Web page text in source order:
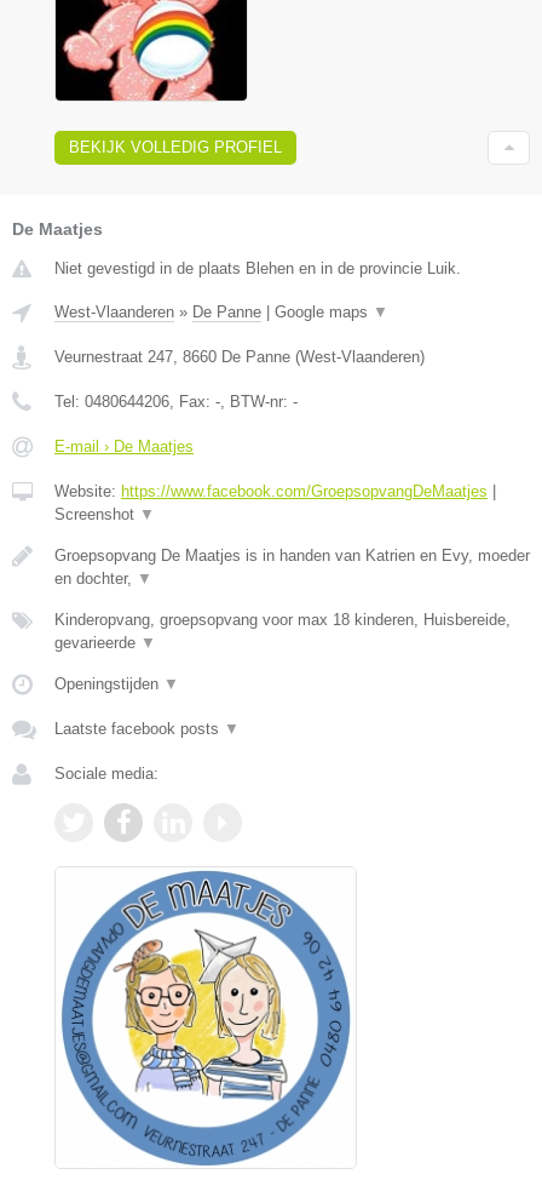
BEKIJK VOLLEDIG PROFIEL
De Maatjes
Niet gevestigd in de plaats Blehen en in de provincie Luik.
West-Vlaanderen » De Panne Google maps ▼
Veurnestraat 247 8660 De Panne (West-Vlaanderen)
Tel: 0480644206 , Fax: - , BTW-nr: -
E-mail › De Maatjes
Website: https://www.facebook.com/GroepsopvangDeMaatjes
Screenshot ▼
Groepsopvang De Maatjes is in handen van Katrien en Evy, moeder
en dochter,
▼
Kinderopvang, groepsopvang voor max 18 kinderen, Huisbereide,
gevarieerde ▼
Openingstijden ▼
Laatste facebook posts ▼
Sociale media: